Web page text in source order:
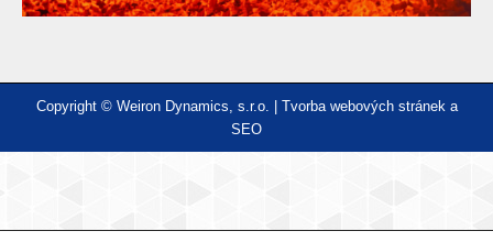
Copyright © Weiron Dynamics, s.r.o. | Tvorba webových stránek a
SEO